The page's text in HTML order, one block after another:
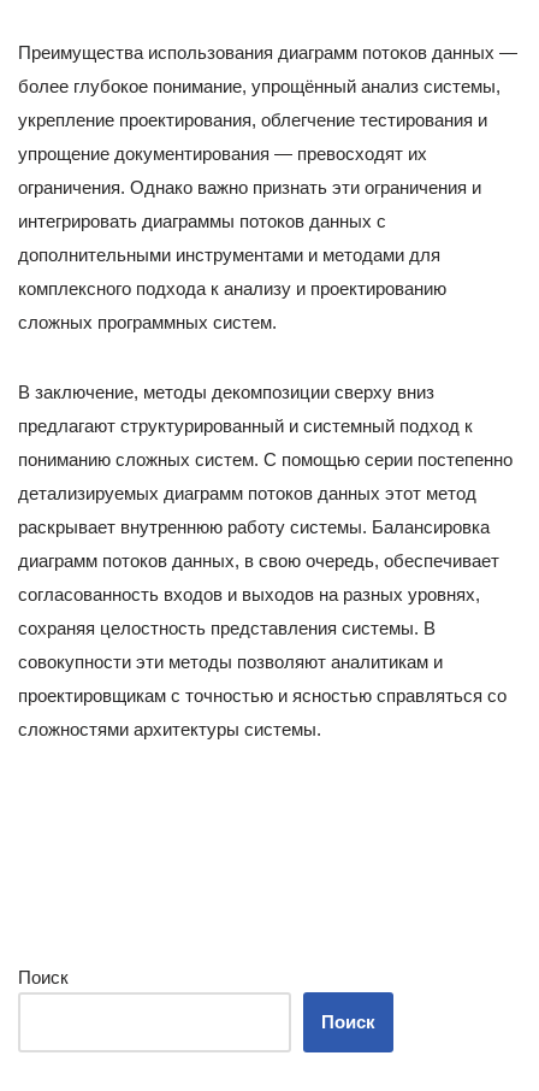
Преимущества использования диаграмм потоков данных —
более глубокое понимание, упрощённый анализ системы,
укрепление проектирования, облегчение тестирования и
упрощение документирования — превосходят их
ограничения. Однако важно признать эти ограничения и
интегрировать диаграммы потоков данных с
дополнительными инструментами и методами для
комплексного подхода к анализу и проектированию
сложных программных систем.
В заключение, методы декомпозиции сверху вниз
предлагают структурированный и системный подход к
пониманию сложных систем. С помощью серии постепенно
детализируемых диаграмм потоков данных этот метод
раскрывает внутреннюю работу системы. Балансировка
диаграмм потоков данных, в свою очередь, обеспечивает
согласованность входов и выходов на разных уровнях,
сохраняя целостность представления системы. В
совокупности эти методы позволяют аналитикам и
проектировщикам с точностью и ясностью справляться со
сложностями архитектуры системы.
Поиск
Поиск